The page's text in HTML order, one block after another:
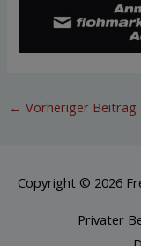
← Vorheriger Beitrag
Copyright © 2026
Privater